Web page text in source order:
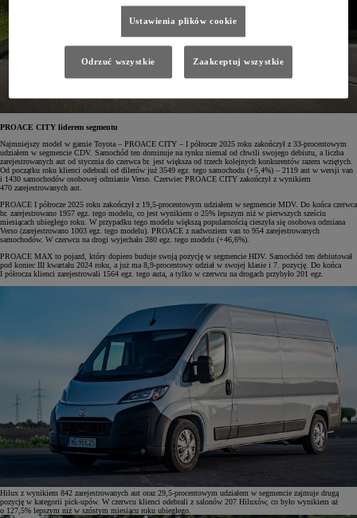
PROACE CITY liderem segmentu
Najmniejszy model w gamie Toyota – PROACE CITY – I półrocze 2025 roku zakończył z 33-procentowym
udziałem w segmencie CDV. Samochód ten dominuje na rynku niemal od chwili swojego debiutu, a liczba
zarejestrowanych aut od stycznia do czerwca br. jest większa od trzech kolejnych konkurentów razem wziętych.
Od początku roku klienci odebrali od dilerów już 3549 egz. tego samochodu (+5,4%) – 2119 aut w wersji van
i 1430 samochodów osobowej odmianie Verso. Czerwiec PROACE CITY zakończył z wynikiem
470 zarejestrowanych aut.
PROACE I półrocze 2025 roku zakończył z 19,5-procentowym udziałem w segmencie MDV. Do końca czerwca
br. zarejestrowano 1957 egz. tego modelu, co jest wynikiem o 25% lepszym niż w pierwszych sześciu
miesiącach ubiegłego roku. W przypadku tego modelu większą popularnością cieszyła się osobowa odmiana
Verso (zarejestrowano 1003 egz. tego modelu). PROACE z nadwoziem van to 954 zarejestrowanych
samochodów. W czerwcu na drogi wyjechało 280 egz. tego modelu (+46,6%).
PROACE MAX to pojazd, który dopiero buduje swoją pozycję w segmencie HDV. Samochód ten debiutował
pod koniec III kwartału 2024 roku, a już ma 8,9-procentowy udział w swojej klasie i 7. pozycję. Do końca
I półrocza klienci zarejestrowali 1564 egz. tego auta, a tylko w czerwcu na drogach przybyło 201 egz.
Hilux z wynikiem 842 zarejestrowanych aut oraz 29,5-procentowym udziałem w segmencie zajmuje drugą
pozycję w kategorii pick-upów. W czerwcu klienci odebrali z salonów 207 Hiluxów, co było wynikiem aż
o 127,5% lepszym niż w szóstym miesiącu roku ubiegłego.
Ustawienia plików cookie
Odrzuć wszystkie Zaakceptuj wszystkie